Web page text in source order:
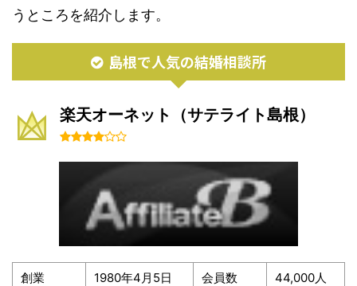
うところを紹介します。
島根で人気の結婚相談所
楽天オーネット（サテライト島根）
創業 1980年4月5日 会員数 44,000人